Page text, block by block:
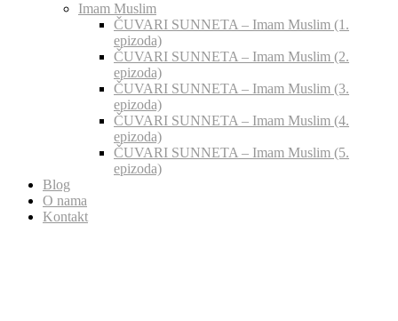
Imam Muslim
ČUVARI SUNNETA – Imam Muslim (1.
epizoda)
ČUVARI SUNNETA – Imam Muslim (2.
epizoda)
ČUVARI SUNNETA – Imam Muslim (3.
epizoda)
ČUVARI SUNNETA – Imam Muslim (4.
epizoda)
ČUVARI SUNNETA – Imam Muslim (5.
epizoda)
Blog
O nama
Kontakt